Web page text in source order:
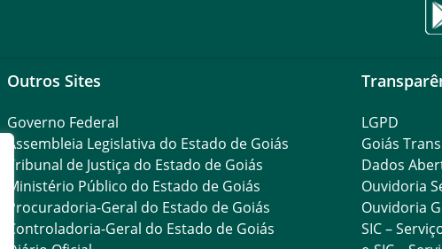
Outros Sites
Governo Federal
Assembleia Legislativa do Estado de Goiás
Tribunal de Justiça do Estado de Goiás
Ministério Público do Estado de Goiás
Procuradoria-Geral do Estado de Goiás
Controladoria-Geral do Estado de Goiás
LGPD
Goiás
Dados
Ouvidoria
Ouvidoria
SIC –